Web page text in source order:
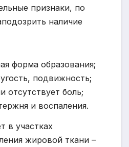
признаки, по
наличие
форма образования;
подвижность;
отсутствует боль;
и воспаления.
в участках
жировой ткани –